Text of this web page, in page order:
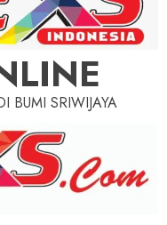
BUMI SRIWIJAYA